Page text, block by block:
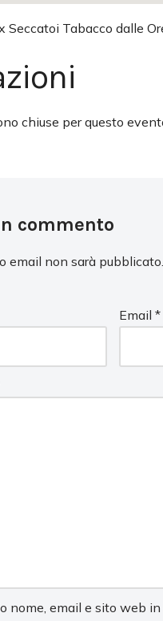
Seccatoi Tabacco dalle
chiuse per questo
commento
email non sarà pubblicato.
Email*
nome, email e sito web